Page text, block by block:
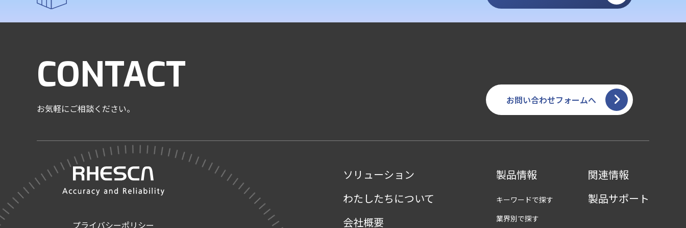
CONTACT
お気軽にご相談ください。
お問い合わせフォームへ
プライバシーポリシー
ソリューション
わたしたちについて
会社概要
製品情報
キーワードで探す
業界別で探す
関連情報
製品サポート